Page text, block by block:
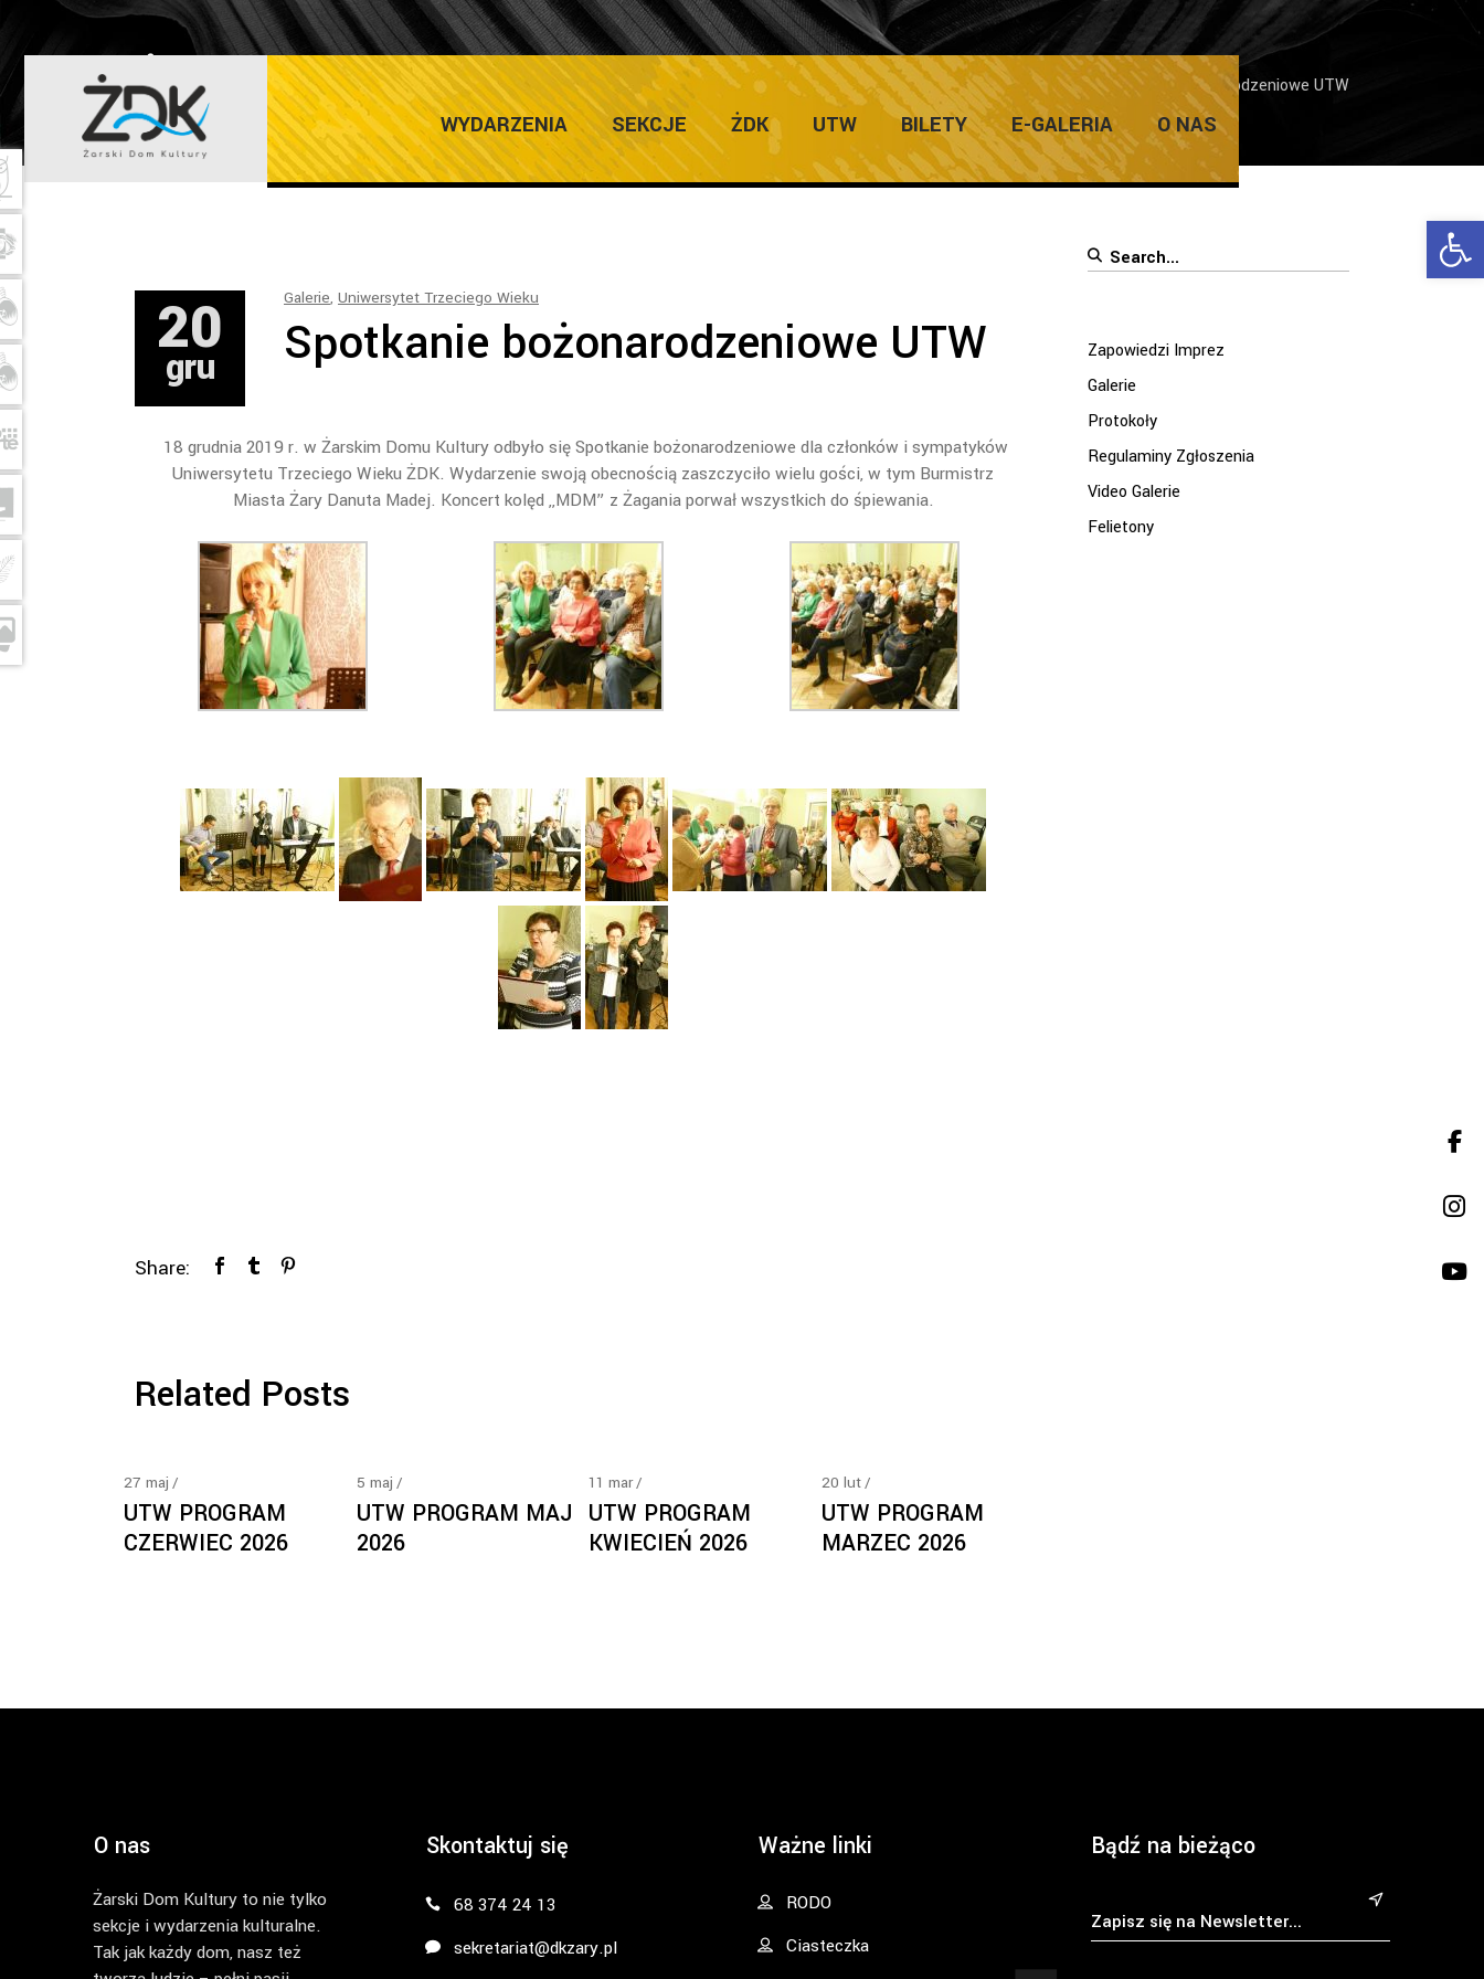
WYDARZENIA SEKCJE ŻDK UTW BILETY E-GALERIA O NAS
ŻARSKI DOM KULTURY Home/ Galerie/Spotkanie bożonarodzeniowe UTW
20
gru
Galerie, Uniwersytet Trzeciego Wieku
Spotkanie bożonarodzeniowe UTW
18 grudnia 2019 r. w Żarskim Domu Kultury odbyło się Spotkanie bożonarodzeniowe dla członków i sympatyków
Uniwersytetu Trzeciego Wieku ŻDK. Wydarzenie swoją obecnością zaszczyciło wielu gości, w tym Burmistrz
Miasta Żary Danuta Madej. Koncert kolęd ,,MDM” z Żagania porwał wszystkich do śpiewania.
Share:
Related Posts
27 maj
UTW PROGRAM
CZERWIEC 2026
5 maj
UTW PROGRAM MAJ
2026
11 mar
UTW PROGRAM
KWIECIEŃ 2026
20 lut
UTW PROGRAM
MARZEC 2026
Search
Zapowiedzi Imprez
Galerie
Protokoły
Regulaminy Zgłoszenia
Video Galerie
Felietony
O nas
Żarski Dom Kultury to nie tylko
sekcje i wydarzenia kulturalne.
Tak jak każdy dom, nasz też
Skontaktuj się
68 374 24 13
sekretariat@dkzary.pl
Ważne linki
RODO
Ciasteczka
Bądź na bieżąco
&